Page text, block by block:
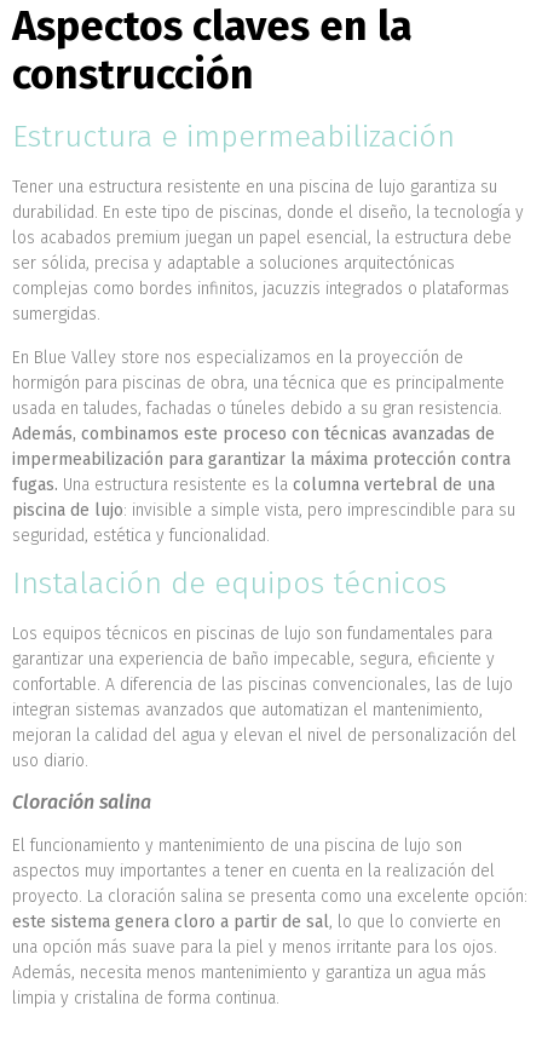
Aspectos claves en la
construcción
Estructura e impermeabilización
Tener una estructura resistente en una piscina de lujo garantiza su
durabilidad. En este tipo de piscinas, donde el diseño, la tecnología y
los acabados premium juegan un papel esencial, la estructura debe
ser sólida, precisa y adaptable a soluciones arquitectónicas
complejas como bordes infinitos, jacuzzis integrados o plataformas
sumergidas.
En Blue Valley store nos especializamos en la proyección de
hormigón para piscinas de obra, una técnica que es principalmente
usada en taludes, fachadas o túneles debido a su gran resistencia.
Además, combinamos este proceso con técnicas avanzadas de
impermeabilización para garantizar la máxima protección contra
fugas. Una estructura resistente es la columna vertebral de una
piscina de lujo: invisible a simple vista, pero imprescindible para su
seguridad, estética y funcionalidad.
Instalación de equipos técnicos
Los equipos técnicos en piscinas de lujo son fundamentales para
garantizar una experiencia de baño impecable, segura, eficiente y
confortable. A diferencia de las piscinas convencionales, las de lujo
integran sistemas avanzados que automatizan el mantenimiento,
mejoran la calidad del agua y elevan el nivel de personalización del
uso diario.
Cloración salina
El funcionamiento y mantenimiento de una piscina de lujo son
aspectos muy importantes a tener en cuenta en la realización del
proyecto. La cloración salina se presenta como una excelente opción:
este sistema genera cloro a partir de sal, lo que lo convierte en
una opción más suave para la piel y menos irritante para los ojos.
Además, necesita menos mantenimiento y garantiza un agua más
limpia y cristalina de forma continua.